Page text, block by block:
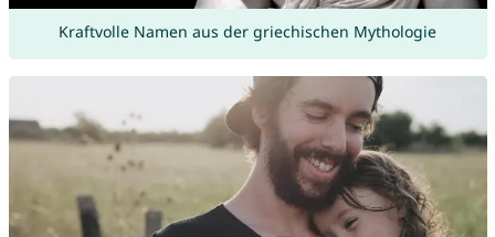
Kraftvolle Namen aus der griechischen Mythologie